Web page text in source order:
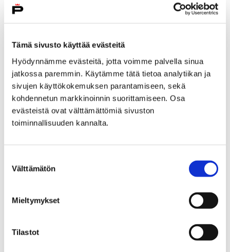
Tämä sivusto käyttää evästeitä
Hyödynnämme evästeitä, jotta voimme palvella sinua
jatkossa paremmin. Käytämme tätä tietoa analytiikan ja
sivujen käyttökokemuksen parantamiseen, sekä
kohdennetun markkinoinnin suorittamiseen. Osa
evästeistä ovat välttämättömiä sivuston
toiminnallisuuden kannalta.
valinta
Välttämätön
Mieltymykset
Tilastot
Porin kaupunginhallitus aloitti kokouksessaan 25.
Vaikea taloustilanne pakottaa palveluverkon